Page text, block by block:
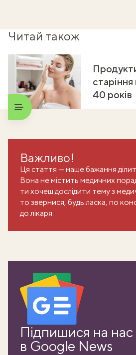
Читай також
старіння
40 років
Важливо!
Ця стаття — наше бажання
Вона не містить медичних
ти хочеш дослідити тему з
то звернися, будь ласка, по
до лікаря.
Підпишися на нас
в Google News